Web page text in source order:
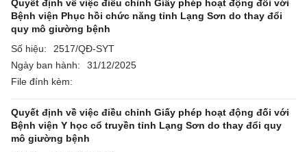
Quyết định về việc điều chỉnh Giấy phép hoạt động đối với
Bệnh viện Phục hồi chức năng tỉnh Lạng Sơn do thay đổi
quy mô giường bệnh
Số hiệu:
2517/QĐ-SYT
Ngày ban hành:
31/12/2025
File đính kèm:
Quyết định về việc điều chỉnh Giấy phép hoạt động đối với
Bệnh viện Y học cổ truyền tỉnh Lạng Sơn do thay đổi quy
mô giường bệnh